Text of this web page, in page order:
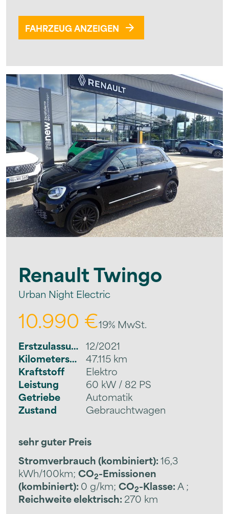
FAHRZEUG ANZEIGEN
RenaultTwingo
Urban Night Electric
10.990 €19% MwSt.
Erstzulassung 12/2021
Kilometerstand
47.115 km
Kraftstoff
Elektro
Leistung
60 kW / 82 PS
Getriebe
Automatik
Zustand
Gebrauchtwagen
sehr guter Preis
Stromverbrauch (kombiniert):16,3
kWh/100km; CO2-Emissionen
(kombiniert): 0 g/km; CO2-Klasse:A;
Reichweite elektrisch: 270 km